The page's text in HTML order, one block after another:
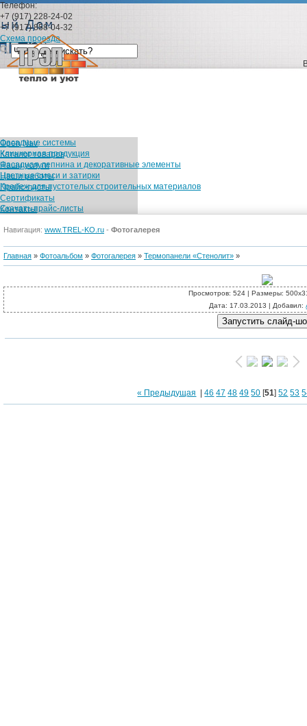
Телефон:
+7 (917) 228-24-02
+7 (917) 858-04-32
Схема проезда
Open Nav
Каталог товаров
Наши услуги
Наши работы
Прайс-листы
Сертификаты
Контакты
Фасадные системы
Клинкерная продукция
Фасадная лепнина и декоративные элементы
Цветные смеси и затирки
Крепеж для пустотелых строительных материалов
Скачать прайс-листы
Навигация: www.TREL-KO.ru - Фотогалерея
Главная » Фотоальбом » Фотогалерея » Термопанели «Стенолит» »
Просмотров: 524 | Размеры:
Дата: 17.03.2013 | Добавил:
« Предыдущая |46 47 48 49 50 [51]52 53